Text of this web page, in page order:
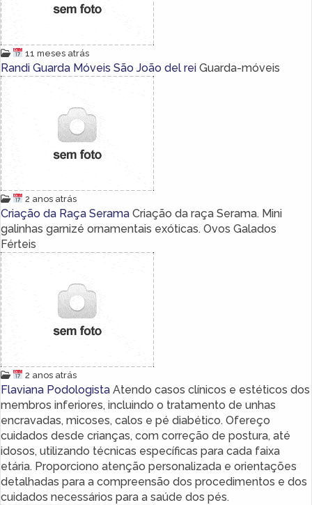
11 meses atrás
Randi Guarda Móveis São João del rei Guarda-móveis
2 anos atrás
Criação da Raça Serama Criação da raça Serama. Mini
galinhas garnizé ornamentais exóticas. Ovos Galados
Férteis
2 anos atrás
Flaviana Podologista Atendo casos clínicos e estéticos dos
membros inferiores, incluindo o tratamento de unhas
encravadas, micoses, calos e pé diabético. Ofereço
cuidados desde crianças, com correção de postura, até
idosos, utilizando técnicas específicas para cada faixa
etária. Proporciono atenção personalizada e orientações
detalhadas para a compreensão dos procedimentos e dos
cuidados necessários para a saúde dos pés.